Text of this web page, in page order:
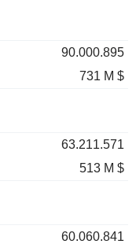
90.000.895
731 M $
63.211.571
513 M $
60.060.841